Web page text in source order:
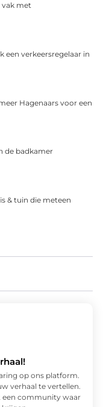
vak met
een verkeersregelaar in
Hagenaars voor een
de badkamer
& tuin die meteen
op ons platform.
verhaal te vertellen.
community waar